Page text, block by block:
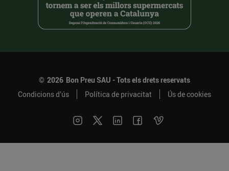
© 2026 Bon Preu SAU - Tots els drets reservats
Condicions d’ús
Política de privacitat Ús de cookies